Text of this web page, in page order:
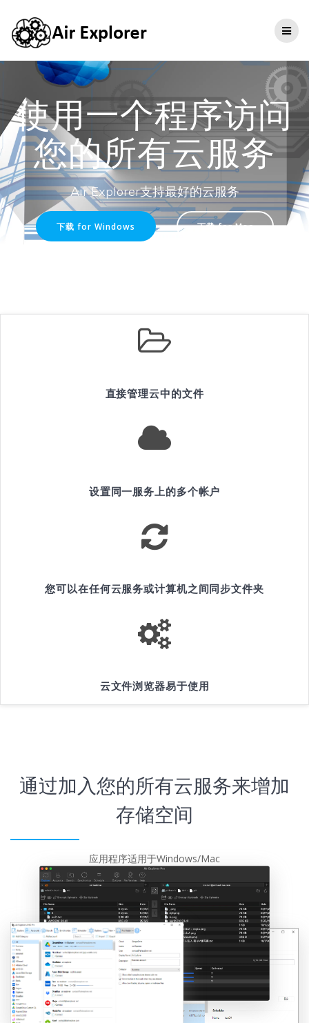
使用一个程序访问
您的所有云服务
Air Explorer支持最好的云服务
下载 for Windows 下载 for Mac
直接管理云中的文件
设置同一服务上的多个帐户
您可以在任何云服务或计算机之间同步文件夹
云文件浏览器易于使用
通过加入您的所有云服务来增加
存储空间
应用程序适用于Windows/Mac